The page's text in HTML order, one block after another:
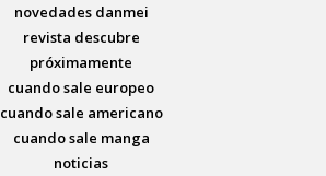
novedades danmei
revista descubre
próximamente
cuando sale europeo
cuando sale americano
cuando sale manga
noticias